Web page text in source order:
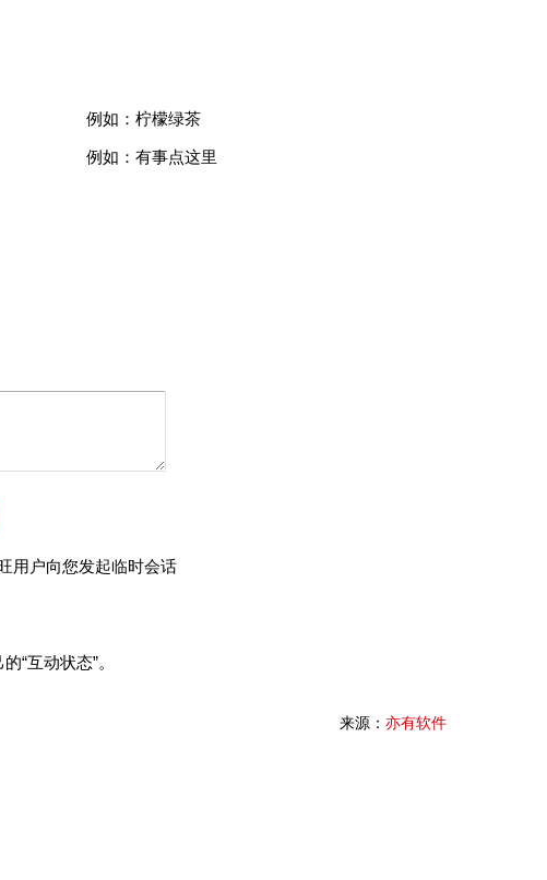
例如：柠檬绿茶
例如：有事点这里
用户向您发起临时会话
“互动状态”。
来源： 亦有软件